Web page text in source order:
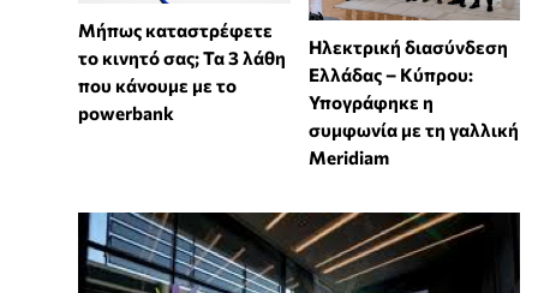
Μήπως καταστρέφετε
το κινητό σας; Τα 3 λάθη
που κάνουμε με το
powerbank
Ηλεκτρική διασύνδεση
Ελλάδας – Κύπρου:
Υπογράφηκε η
συμφωνία με τη γαλλική
Meridiam